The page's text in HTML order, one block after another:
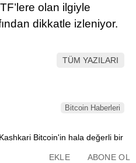
olan ilgiyle
dikkatle izleniyor.
TÜM YAZILARI
Bitcoin Haberleri
EKLE ABONE OL